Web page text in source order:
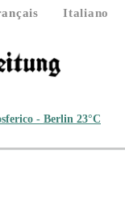
Italiano
- Berlin 23°C